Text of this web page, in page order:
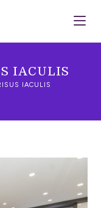
IACULIS
IACULIS